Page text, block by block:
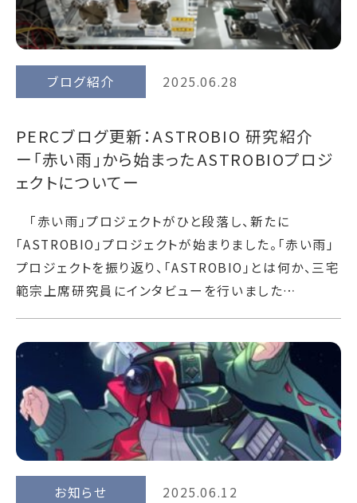
ブログ紹介 2025.06.28
PERCブログ更新：ASTROBIO 研究紹介
ー「赤い雨」から始まったASTROBIOプロジ
ェクトについてー
「赤い雨」プロジェクトがひと段落し、新たに
「ASTROBIO」プロジェクトが始まりました。「赤い雨」
プロジェクトを振り返り、「ASTROBIO」とは何か、三宅
範宗上席研究員にインタビューを行いました…
お知らせ 2025.06.12